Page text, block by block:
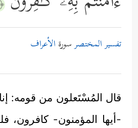
﴿٧٦﴾
تفسير المختصرسورة الأعراف
قال المُسْتَعلون من قومه:
-أيها المؤمنون- كافرون،